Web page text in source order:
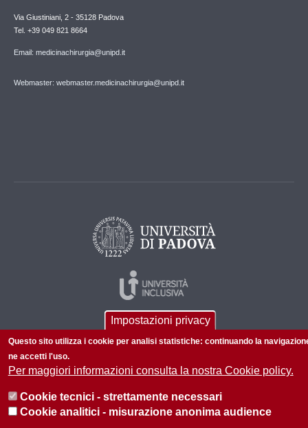
Via Giustiniani, 2 - 35128 Padova
Tel. +39 049 821 8664
Email: medicinachirurgia@unipd.it
Webmaster: webmaster.medicinachirurgia@unipd.it
Impostazioni privacy
Questo sito utilizza i cookie per analisi statistiche: continuando la
ne accetti l'uso.
Per maggiori informazioni consulta la nostra Cookie policy.
Cookie tecnici - strettamente necessari
Cookie analitici - misurazione anonima audience